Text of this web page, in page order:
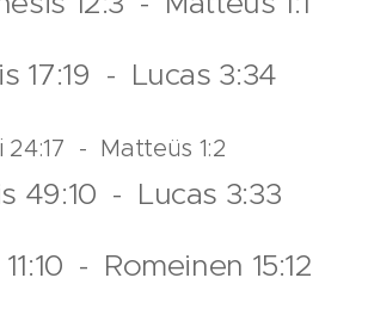
17:19 - Lucas 3:34
24:17 - Matteüs 1:2
49:10 - Lucas 3:33
- Romeinen 15:12